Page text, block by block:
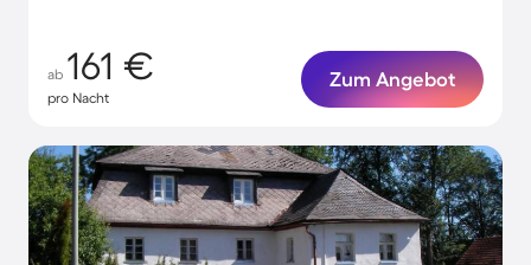
ab 161 €
pro Nacht
Zum Angebot